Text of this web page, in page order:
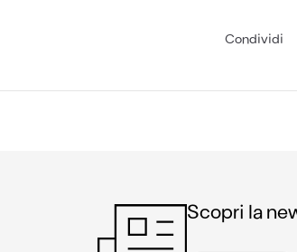
Condividi
Scopri la